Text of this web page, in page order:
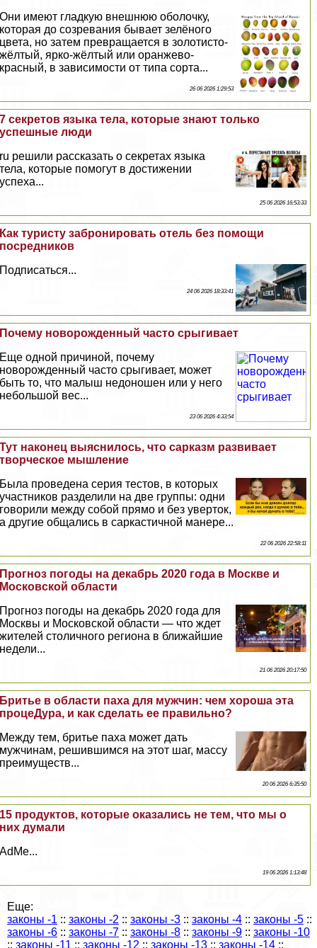
Они имеют гладкую внешнюю оболочку,
которая до созревания бывает зелёного
цвета, но затем превращается в золотисто-
жёлтый, ярко-жёлтый или оранжево-
красный, в зависимости от типа сорта...
26 06 2026 1:29:53
7 секретов языка тела, которые знают только
успешные люди
ru решили рассказать о секретах языка
тела, которые помогут в достижении
успеха...
25 06 2026 16:53:33
Как туристу забронировать отель без помощи
посредников
Подписаться...
24 06 2026 18:33:41
Почему новорожденный часто срыгивает
Еще одной причиной, почему
новорожденный часто срыгивает, может
быть то, что малыш недоношен или у него
небольшой вес...
23 06 2026 4:33:54
Тут наконец выяснилось, что сарказм развивает
творческое мышление
Была проведена серия тестов, в которых
участников разделили на две группы: одни
говорили между собой прямо и без уверток,
а другие общались в саркастичной манере...
22 06 2026 22:58:11
Прогноз погоды на декабрь 2020 года в Москве и
Московской области
Прогноз погоды на декабрь 2020 года для
Москвы и Московской области — что ждет
жителей столичного региона в ближайшие
недели...
21 06 2026 20:17:50
Бритье в области паха для мужчин: чем хороша эта
процеДypa, и как сделать ее правильно?
Между тем, бритье паха может дать
мужчинам, решившимся на этот шаг, массу
преимуществ...
20 06 2026 6:35:50
15 продуктов, которые оказались не тем, что мы о
них думали
AdMe...
19 06 2026 1:13:48
Еще:
законы -1 :: законы -2 :: законы -3 :: законы -4 :: законы -5 ::
законы -6 :: законы -7 :: законы -8 :: законы -9 :: законы -10
:: законы -11 :: законы -12 :: законы -13 :: законы -14 ::